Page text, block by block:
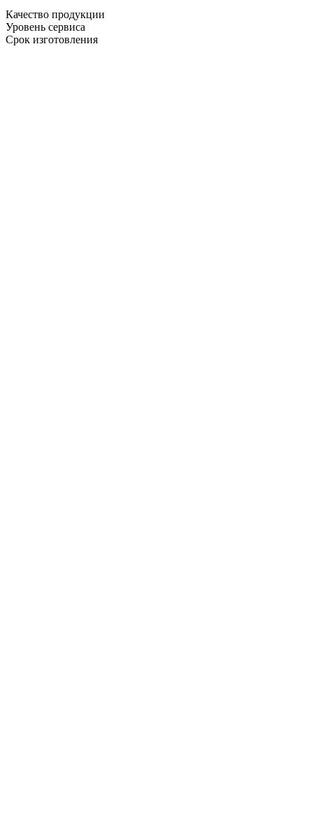
Качество продукции
Уровень сервиса
Срок изготовления